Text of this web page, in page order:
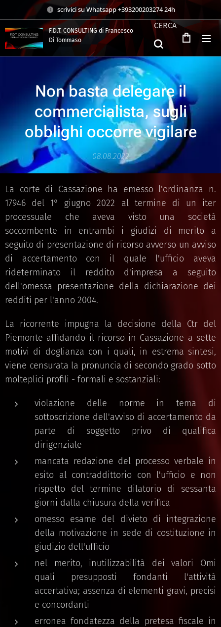
scrivici su Whatsapp +393200203274 24h
F.D.T. CONSULTING di Francesco
Di Tommaso
CERCA
Non basta delegare il
commercialista, sugli
obblighi occorre vigilare
08.08.2022
La corte di Cassazione ha emesso l'ordinanza n.
17946 del 1° giugno 2022 al termine di un iter
processuale che aveva visto una società
soccombente in entrambi i giudizi di merito a
seguito di presentazione di ricorso avverso un avviso
di accertamento con il quale l'ufficio aveva
rideterminato il reddito d'impresa a seguito
dell'omessa presentazione della dichiarazione dei
redditi per l'anno 2004.
La ricorrente impugna la decisione della Ctr del
Piemonte affidando il ricorso in Cassazione a sette
motivi di doglianza con i quali, in estrema sintesi,
viene censurata la pronuncia di secondo grado sotto
molteplici profili - formali e sostanziali:
violazione delle norme in tema di
sottoscrizione dell'avviso di accertamento da
parte di soggetto privo di qualifica
dirigenziale
mancata redazione del processo verbale in
esito al contraddittorio con l'ufficio e non
rispetto del termine dilatorio di sessanta
giorni dalla chiusura della verifica
omesso esame del divieto di integrazione
della motivazione in sede di costituzione in
giudizio dell'ufficio
nel merito, inutilizzabilità dei valori Omi
quali presupposti fondanti l'attività
accertativa; assenza di elementi gravi, precisi
e concordanti
erronea fondatezza della pretesa fiscale in